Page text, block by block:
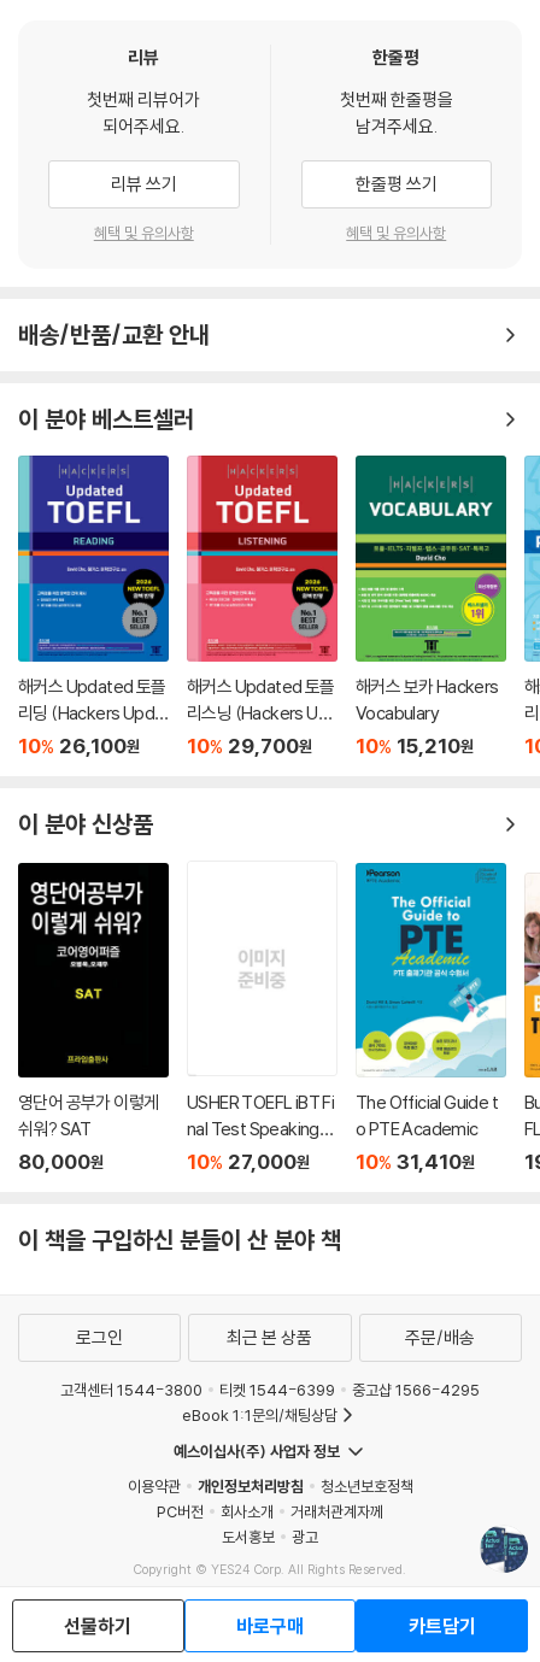
리뷰
첫번째 리뷰어가
되어주세요.
리뷰 쓰기
혜택 및 유의사항
한줄평
첫번째 한줄평을
남겨주세요.
한줄평 쓰기
혜택 및 유의사항
배송/반품/교환 안내
이 분야 베스트셀러
해커스 Updated 토플
리딩 (Hackers Upda
ted TOEFL READIN
10% 26,100원
해커스 Updated 토플
리스닝 (Hackers Up
dated TOEFL LISTE
10% 29,700원
해커스 보카 Hackers
Vocabulary
10% 15,210원
이 분야 신상품
영단어 공부가 이렇게
쉬워? SAT
80,000원
USHER TOEFL iBT Fi
nal Test Speaking
(어셔 토플 파이널 테스
10% 27,000원
The Official Guide t
o PTE Academic
10% 31,410원
이 책을 구입하신 분들이 산 분야 책
선물하기 바로구매 카트담기
로그인 최근 본 상품 주문/배송
고객센터 1544-3800 티켓 1544-6399
중고샵 1566-4295
eBook 1:1문의/채팅상담
예스이십사(주) 사업자 정보
이용약관
개인정보처리방침
청소년보호정책
PC버전
회사소개
거래처관계자께
도서홍보
광고
Copyright © YES24 Corp. All Rights Reserved.